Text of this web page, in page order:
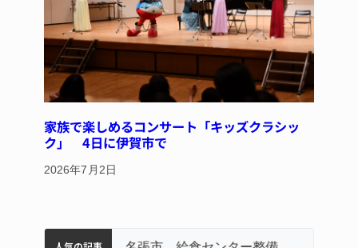
家族で楽しめるコンサート「キッズクラシッ
ク」 4日に伊賀市で
2026年7月2日